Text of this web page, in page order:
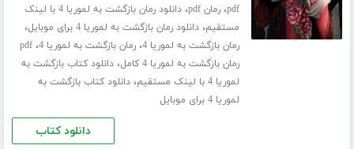
pdf،رمان pdf ،
دانلود رمان بازگشت به لموریا 4 با لینک
مستقیم،دانلود رمان بازگشت به لموریا 4 برای موبایل ،
رمان بازگشت به لموریا 4 ،رمان بازگشت به لموریا 4 ،pdf
رمان بازگشت به لموریا 4 کامل
،دانلود کتاب بازگشت به
لموریا 4 با لینک مستقیم
،دانلود کتاب بازگشت به
لموریا 4 برای موبایل
دانلود کتاب